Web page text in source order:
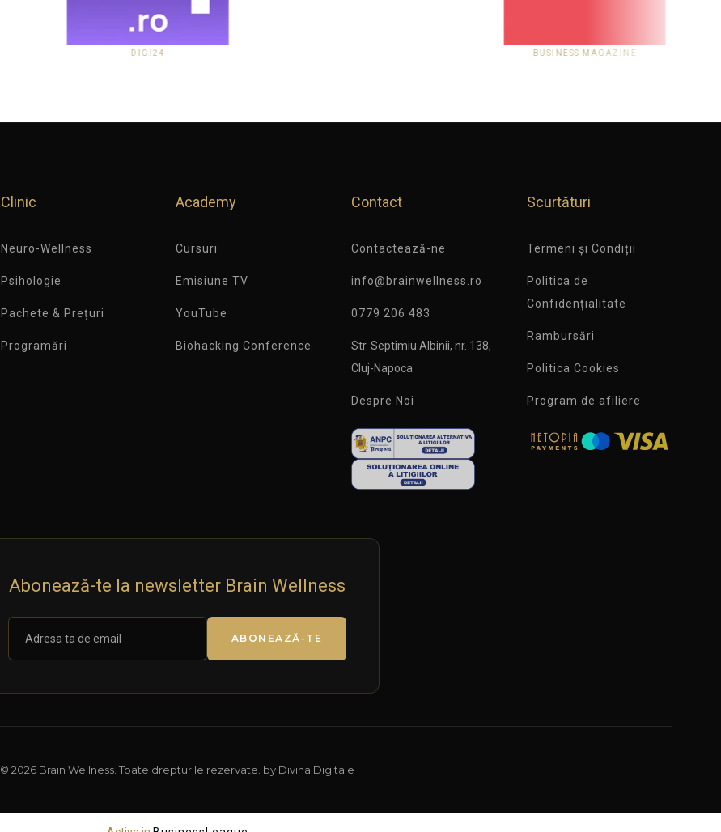
BUSINESS MAGAZINE
Clinic
Neuro-Wellness
Psihologie
Pachete & Prețuri
Programări
Academy
Cursuri
Emisiune TV
YouTube
Biohacking Conference
Contact
Contactează-ne
info@brainwellness.ro
0779 206 483
Str. Septimiu Albinii, nr. 138,
Cluj-Napoca
Despre Noi
Scurtături
Termeni și Condiții
Politica de
Confidențialitate
Rambursări
Politica Cookies
Program de afiliere
Abonează-te la newsletter Brain Wellness
ABONEAZĂ-TE
© 2026 Brain Wellness. Toate drepturile rezervate. by Divina Digitale